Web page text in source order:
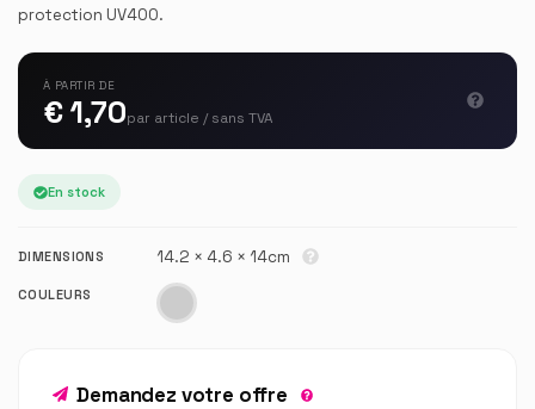
protection UV400.
À PARTIR DE
€ 1,70par article / sans TVA
En stock
DIMENSIONS 14.2 × 4.6 × 14cm
COULEURS
Demandez votre offre